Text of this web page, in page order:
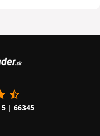
5| 66345